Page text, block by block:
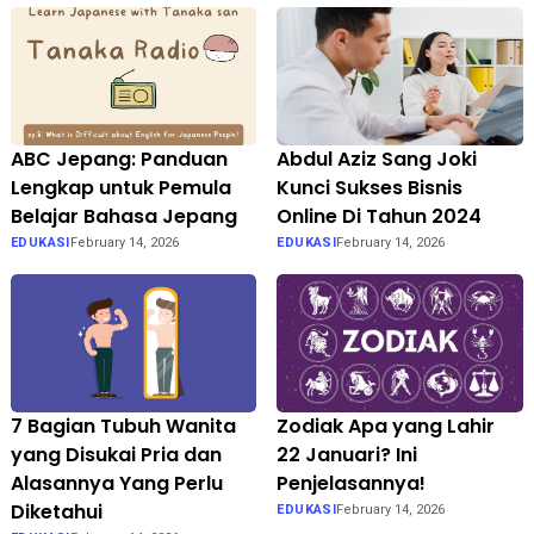
ABC Jepang: Panduan
Lengkap untuk Pemula
Belajar Bahasa Jepang
EDUKASIFebruary 14, 2026
Abdul Aziz Sang Joki
Kunci Sukses Bisnis
Online Di Tahun 2024
EDUKASIFebruary 14, 2026
7 Bagian Tubuh Wanita
yang Disukai Pria dan
Alasannya Yang Perlu
Diketahui
Zodiak Apa yang Lahir
22 Januari? Ini
Penjelasannya!
EDUKASIFebruary 14, 2026